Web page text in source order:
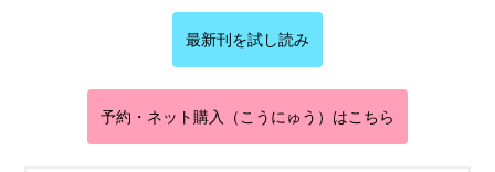
最新刊を試し読み
予約・ネット購入（こうにゅう）はこちら